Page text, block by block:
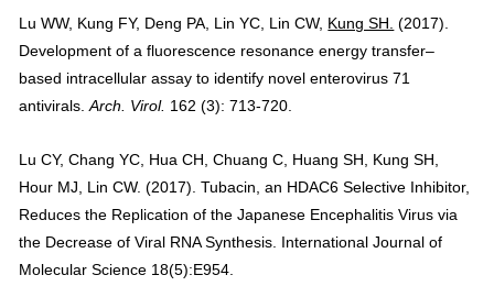
Lu WW, Kung FY, Deng PA, Lin YC, Lin CW, Kung SH. (2017).
Development of a fluorescence resonance energy transfer–
based intracellular assay to identify novel enterovirus 71
antivirals.Arch. Virol. 162 (3): 713-720.
Lu CY, Chang YC, Hua CH, Chuang C, Huang SH, Kung SH,
Hour MJ, Lin CW. (2017). Tubacin, an HDAC6 Selective Inhibitor,
Reduces the Replication of the Japanese Encephalitis Virus via
the Decrease of Viral RNA Synthesis. International Journal of
Molecular Science 18(5):E954.